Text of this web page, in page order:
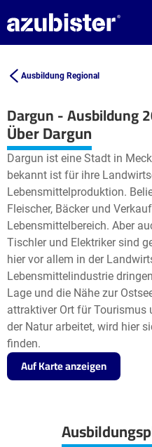
Ausbildung Regional
Dargun - Ausbildung
+
−
Über Dargun
Dargun ist eine Stadt in
bekannt ist für ihre
Lebensmittelproduktion.
Fleischer, Bäcker und
Lebensmittelbereich. Aber
Tischler und Elektriker sind
hier vor allem in der
Lebensmittelindustrie
Lage und die Nähe zur
attraktiver Ort für Tourismus
der Natur arbeitet, wird hier
finden.
Auf Karte anzeigen